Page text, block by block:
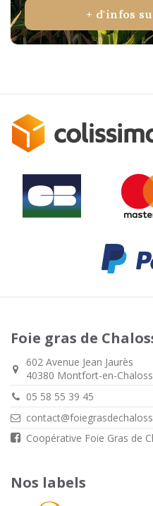
+ d'infos
Foie gras de
602 Avenue Jean Jaurès
40380 Montfort-en-
05 58 55 39 45
Coopérative Foie Gras de
Nos labels